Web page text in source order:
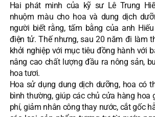
Hai phát minh của kỹ sư Lê Trung
nhuộm màu cho hoa và dung dịch
người biết rằng, tấm bằng của anh
điện tử. Thế nhưng, sau 20 năm đi làm
khởi nghiệp với mục tiêu đồng hành với
nâng cao chất lượng đầu ra nông sản,
hoa tươi.
Hoa sử dụng dung dịch dưỡng, hoa có
bình thường, giúp các chủ cửa hàng hoa
phí, giảm nhân công thay nước, cắt gốc